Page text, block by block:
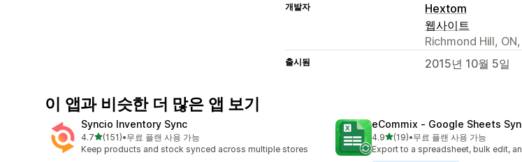
개발자
Hextom
웹사이트
Richmond Hill,
출시됨 2015년 10월 5일
이 앱과 비슷한 더 많은 앱 보기
Syncio Inventory Sync
4.7별 5개 중
(151)
총 리뷰 151개
•무료 플랜 사용 가능
Keep products and stock synced across multiple stores
eCommix ‑ Google Sheets
4.9별 5개 중
(19)
총 리뷰 19개
•무료 플랜 사용 가능
Export to a spreadsheet, bulk edit,